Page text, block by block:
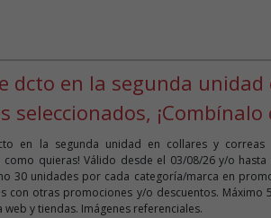
dcto en la segunda unidad
seleccionados,
en la segunda unidad en collares y correas
como quieras! Válido desde el 03/08/26 y/o
30 unidades por cada categoría/marca en
con otras promociones y/o descuentos.
web y tiendas. Imágenes referenciales.